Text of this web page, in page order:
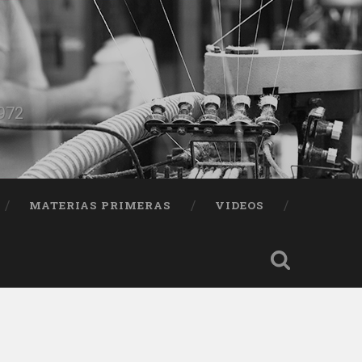
MATERIAS PRIMERAS VIDEOS